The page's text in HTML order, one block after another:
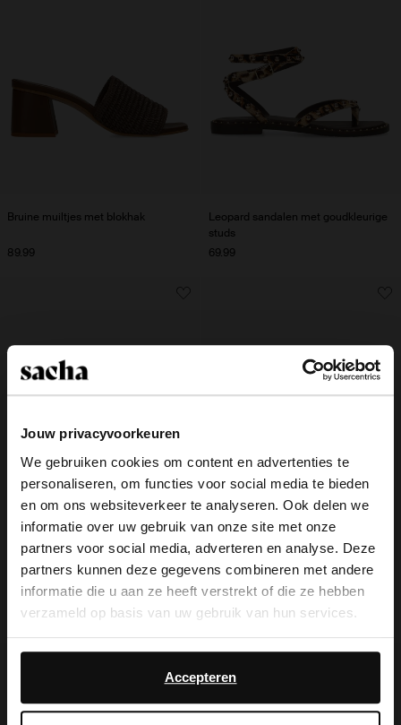
Jouw privacyvoorkeuren
We gebruiken cookies om content en advertenties te
personaliseren, om functies voor social media te bieden
en om ons websiteverkeer te analyseren. Ook delen we
informatie over uw gebruik van onze site met onze
partners voor social media, adverteren en analyse. Deze
partners kunnen deze gegevens combineren met andere
informatie die u aan ze heeft verstrekt of die ze hebben
verzameld op basis van uw gebruik van hun services.
Daarnaast werken wij samen met Google voor
advertentie- en meetdoeleinden. Meer informatie over
hoe Google uw persoonsgegevens gebruikt, vindt u op
Accepteren
Bruine muiltjes met blokhak
89.99
Leopard sandalen met goudkleurige
studs
69.99
109.99 74.99
×
View this website in English?
It looks like your language isn't Dutch. Would
you like to switch to English?
Yes, switch to
English
No, stay in Dutch